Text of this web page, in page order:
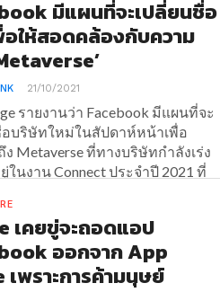
มีแผนที่จะเปลี่ยนชื่อ
อให้สอดคล้องกับความ
21/10/2021
รายงานว่า Facebook มีแผนที่จะ
อบริษัทใหม่ในสัปดาห์หน้าเพื่อ
Metaverse ที่ทางบริษัทกำลังเร่ง
นงาน Connect ประจำปี 2021 ที่
เคยขู่จะถอดแอป
ออกจาก App
พราะการค้ามนุษย์